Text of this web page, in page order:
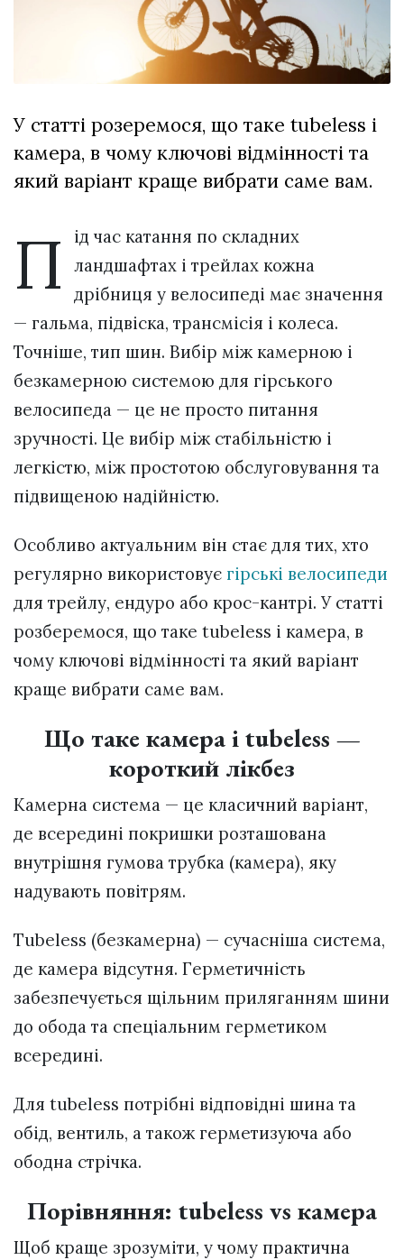
Спартакіада
VolWe...
29 Липня 2026
552 переглядів
Гамлет
залишив у
Луцьку
три...
27 Липня 2026
804 переглядів
Всі розділи
Персона
Афіша
Контакти
Політика конфіденційності
У статті розеремося, що таке tubeless і
камера, в чому ключові відмінності та
який варіант краще вибрати саме вам.
П
ід час катання по складних
ландшафтах і трейлах кожна
дрібниця у велосипеді має значення
— гальма, підвіска, трансмісія і колеса.
Точніше, тип шин. Вибір між камерною і
безкамерною системою для гірського
велосипеда — це не просто питання
зручності. Це вибір між стабільністю і
легкістю, між простотою обслуговування та
підвищеною надійністю.
Особливо актуальним він стає для тих, хто
регулярно використовує гірські велосипеди
для трейлу, ендуро або крос-кантрі. У статті
розберемося, що таке tubeless і камера, в
чому ключові відмінності та який варіант
краще вибрати саме вам.
Що таке камера і tubeless —
короткий лікбез
Камерна система — це класичний варіант,
де всередині покришки розташована
внутрішня гумова трубка (камера), яку
надувають повітрям.
Tubeless (безкамерна) — сучасніша система,
де камера відсутня. Герметичність
забезпечується щільним приляганням шини
до обода та спеціальним герметиком
всередині.
Для tubeless потрібні відповідні шина та
обід, вентиль, а також герметизуюча або
ободна стрічка.
Порівняння: tubeless vs камера
Щоб краще зрозуміти, у чому практична